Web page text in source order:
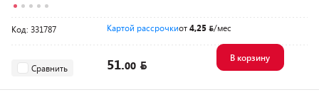
Код: 331787 Картой рассрочкиот4,25 /мес
Сравнить 51.00
В корзину